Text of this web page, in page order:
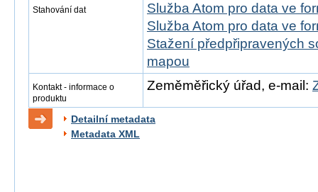
Stahování dat
Služba Atom pro data ve
Služba Atom pro data ve
Stažení předpřipravených
mapou
Kontakt - informace o
produktu
Zeměměřický úřad, e-mail:
Detailní metadata
Metadata XML